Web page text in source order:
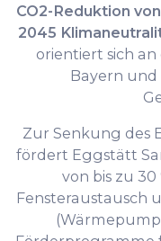
CO2-Reduktion
2045
orientiert sich
Bayern und
Zur Senkung des
fördert Eggstätt
von bis zu
Fensteraustausch